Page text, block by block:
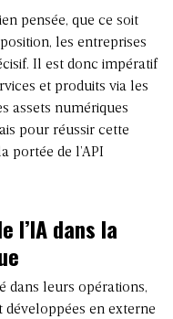
pensée, que ce soit
les entreprises
Il est donc impératif
et produits via les
assets numériques
pour réussir cette
portée de l’API
l’IA dans la
dans leurs opérations,
en externe